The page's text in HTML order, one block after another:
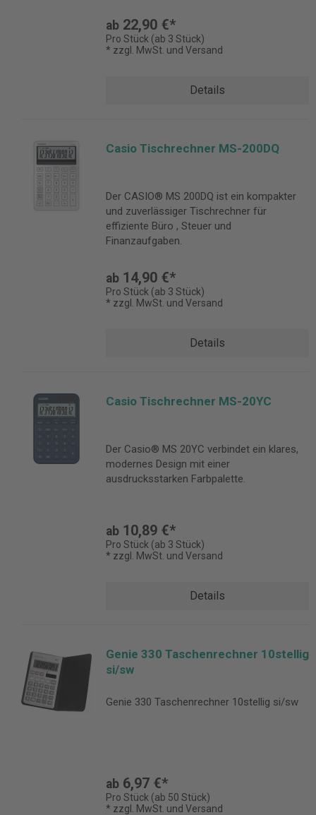
ab 22,90 €*
Pro Stück (ab 3 Stück)
* zzgl. MwSt. und Versand
Details
Casio Tischrechner MS-200DQ
Der CASIO® MS 200DQ ist ein kompakter
und zuverlässiger Tischrechner für
effiziente Büro , Steuer und
Finanzaufgaben.
ab 14,90 €*
Pro Stück (ab 3 Stück)
* zzgl. MwSt. und Versand
Details
Casio Tischrechner MS-20YC
Der Casio® MS 20YC verbindet ein klares,
modernes Design mit einer
ausdrucksstarken Farbpalette.
ab 10,89 €*
Pro Stück (ab 3 Stück)
* zzgl. MwSt. und Versand
Details
Genie 330 Taschenrechner 10stellig
si/sw
Genie 330 Taschenrechner 10stellig si/sw
ab 6,97 €*
Pro Stück (ab 50 Stück)
* zzgl. MwSt. und Versand